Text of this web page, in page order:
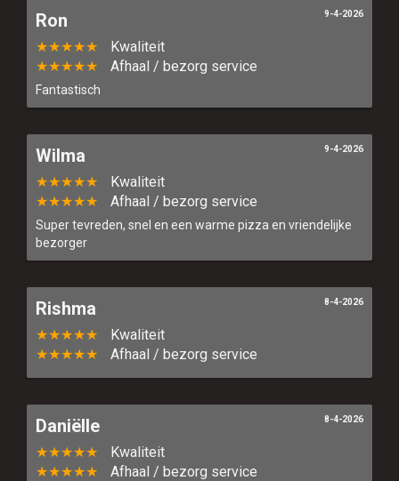
Ron
★★★★★
Kwaliteit
★★★★★
Afhaal / bezorg service
Fantastisch
9-4-2026
Wilma
★★★★★
Kwaliteit
★★★★★
Afhaal / bezorg service
Super tevreden, snel en een warme pizza en vriendelijke
bezorger
9-4-2026
Rishma
★★★★★
Kwaliteit
★★★★★
Afhaal / bezorg service
8-4-2026
Daniëlle
★★★★★
Kwaliteit
★★★★★
Afhaal / bezorg service
8-4-2026